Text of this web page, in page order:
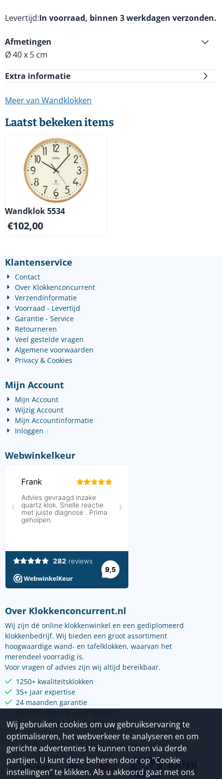
Levertijd In voorraad, binnen 3 werkdagen verzonden.
Afmetingen
Ø 40 x 5 cm
Extra informatie
Meer van Wandklokken
Laatst bekeken items
Wandklok 5534
€102,00
Klantenservice
Contact
Over Klokkenconcurrent
Verzendinformatie
Voorraad - Levertijd
Garantie - Service
Retourneren
Veel gestelde vragen
Algemene voorwaarden
Privacy & Cookies
Mijn Account
Mijn Account
Wijzig Account
Mijn Accountinformatie
Inloggen
Webwinkelkeur
Over Klokkenconcurrent.nl
Wij zijn dé online klokkenwinkel en een gediplomeerd
klokkenbedrijf. Wij bieden een groot assortiment
hoogwaardige wand- en tafelklokken, waarvan het
merendeel voorradig is.
Voor vragen of advies zijn wij altijd bereikbaar.
1250+ kwaliteitsklokken
35+ jaar expertise
24 maanden garantie
Gratis verzending vanaf €75
Betaalmethoden
Wij gebruiken cookies om uw gebruikservaring te
optimaliseren, het webverkeer te analyseren en om
gerichte advertenties te kunnen tonen via derde
partijen. U kunt deze beheren door op "Cookie
instellingen" te klikken. Als u akkoord gaat met ons